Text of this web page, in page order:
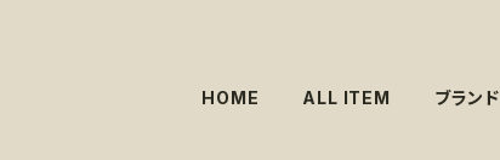
HOME ALL ITEM ブランド